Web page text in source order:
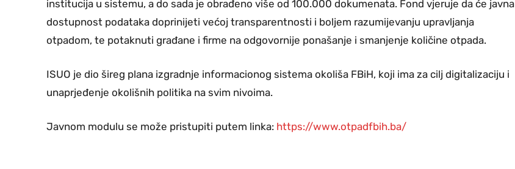
institucija u sistemu, a do sada je obrađeno više od 100.000 dokumenata. Fond vjeruje da će javna
dostupnost podataka doprinijeti većoj transparentnosti i boljem razumijevanju upravljanja
otpadom, te potaknuti građane i firme na odgovornije ponašanje i smanjenje količine otpada.
ISUO je dio šireg plana izgradnje informacionog sistema okoliša FBiH, koji ima za cilj digitalizaciju i
unaprjeđenje okolišnih politika na svim nivoima.
Javnom modulu se može pristupiti putem linka: https://www.otpadfbih.ba/